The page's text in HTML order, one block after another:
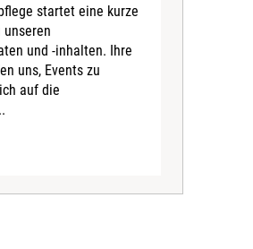
startet eine kurze
unseren
und -inhalten. Ihre
uns, Events zu
auf die